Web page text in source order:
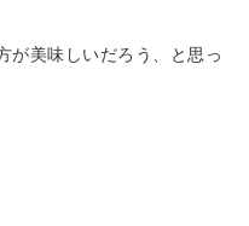
が美味しいだろう、と思っ